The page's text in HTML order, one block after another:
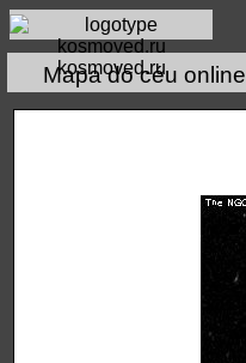
kosmoved.ru
Mapa do céu online